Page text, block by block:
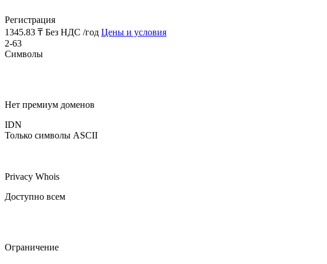
Регистрация
1345.83 ₸ Без НДС /год Цены и условия
2-63
Символы
Нет премиум доменов
IDN
Только символы ASCII
Privacy Whois
Доступно всем
Ограничение